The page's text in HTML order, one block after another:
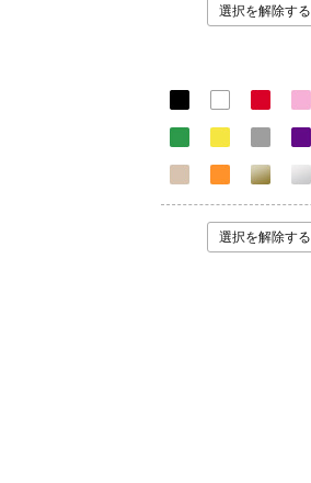
選択を解除する
選択を解除する